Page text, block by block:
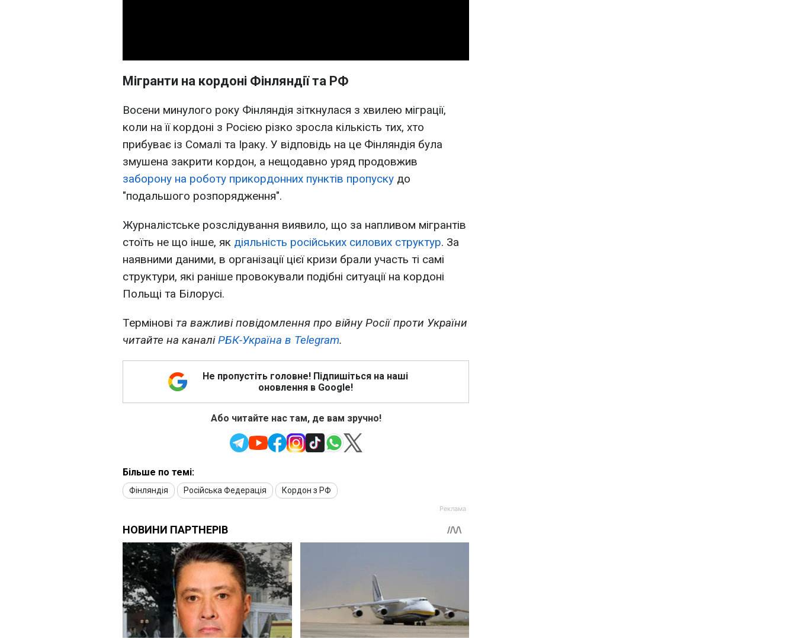
Мігранти на кордоні Фінляндії та РФ
Восени минулого року Фінляндія зіткнулася з хвилею міграції,
коли на її кордоні з Росією різко зросла кількість тих, хто
прибуває із Сомалі та Іраку. У відповідь на це Фінляндія була
змушена закрити кордон, а нещодавно уряд продовжив
заборону на роботу прикордонних пунктів пропуску до
"подальшого розпорядження".
Журналістське розслідування виявило, що за напливом мігрантів
стоїть не що інше, як діяльність російських силових структур. За
наявними даними, в організації цієї кризи брали участь ті самі
структури, які раніше провокували подібні ситуації на кордоні
Польщі та Білорусі.
Термінові та важливі повідомлення про війну Росії проти України
читайте на каналіРБК-Україна в Telegram.
Не пропустіть головне! Підпишіться на наші
оновлення в Google!
Або читайте нас там, де вам зручно!
Більше по темі:
Фінляндія Російська Федерація Кордон з РФ